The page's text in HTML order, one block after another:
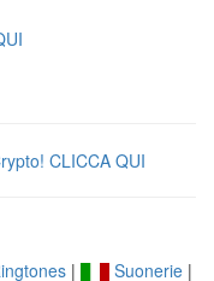
CLICCA QUI
| Suonerie|